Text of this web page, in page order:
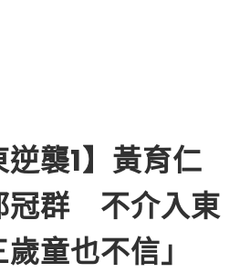
逆襲1】黃育仁
冠群 不介入東
童也不信」